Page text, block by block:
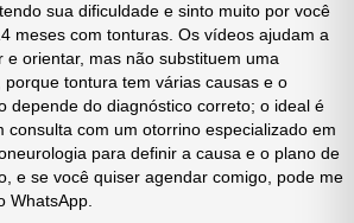
sua dificuldade e sinto muito por você
meses com tonturas. Os vídeos ajudam a
e orientar, mas não substituem uma
porque tontura tem várias causas e o
depende do diagnóstico correto; o ideal é
consulta com um otorrino especializado em
para definir a causa e o plano de
e se você quiser agendar comigo, pode me
WhatsApp.